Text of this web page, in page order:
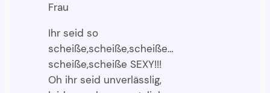
Frau
Ihr seid so
scheiße,scheiße,scheiße…
scheiße,scheiße SEXY!!!
Oh ihr seid unverlässlig,